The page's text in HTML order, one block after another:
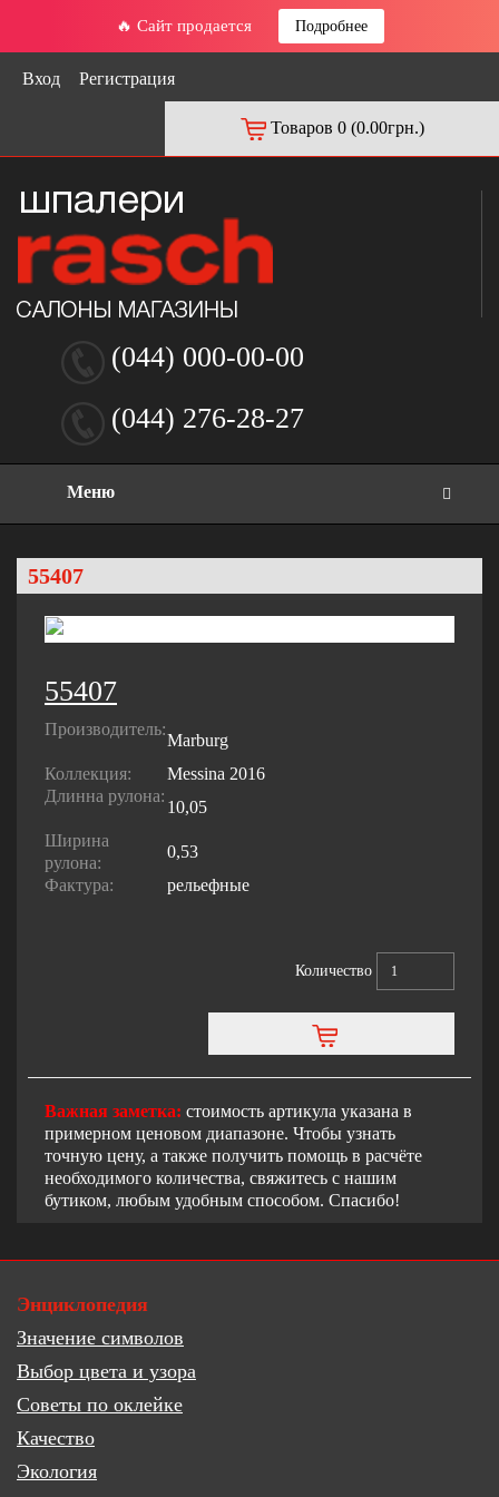
🔥 Сайт продается Подробнее
Вход Регистрация
Товаров 0 (0.00грн.)
(044) 000-00-00
(044) 276-28-27
Меню
55407
55407
Производитель:
Marburg
Коллекция:
Messina 2016
Длинна рулона:
10,05
Ширина
рулона:
0,53
Фактура:
рельефные
Количество
Важная заметка: стоимость артикула указана в
примерном ценовом диапазоне. Чтобы узнать
точную цену, а также получить помощь в расчёте
необходимого количества, свяжитесь с нашим
бутиком, любым удобным способом. Спасибо!
Энциклопедия
Значение символов
Выбор цвета и узора
Советы по оклейке
Качество
Экология